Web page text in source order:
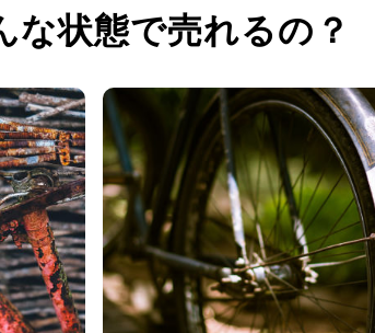
な状態で売れるの？